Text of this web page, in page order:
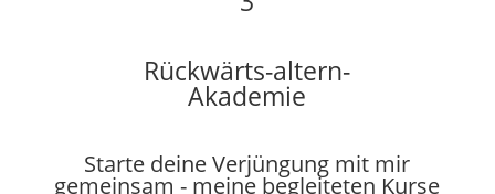
Rückwärts-altern-
Akademie
Starte deine Verjüngung mit mir
gemeinsam - meine begleiteten Kurse